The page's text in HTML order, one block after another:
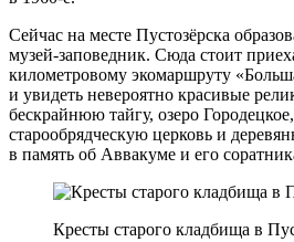
Сейчас на месте Пустозёрска
музей‑заповедник. Сюда стоит
километровому экомаршруту
и увидеть невероятно красивые
бескрайнюю тайгу, озеро
старообрядческую церковь и
в память об Аввакуме и его
Кресты старого кладбища в